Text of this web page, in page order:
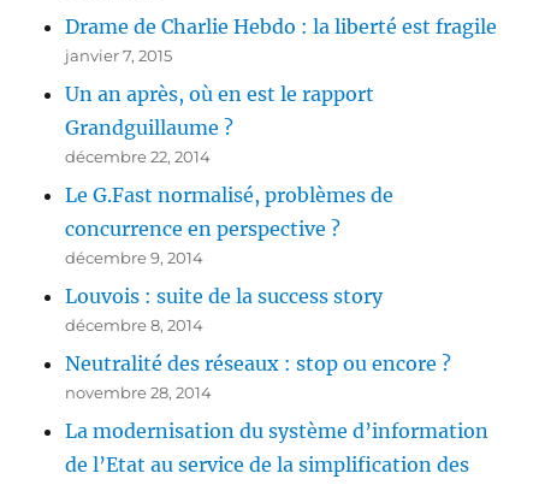
Drame de Charlie Hebdo : la liberté est fragile
janvier 7, 2015
Un an après, où en est le rapport
Grandguillaume ?
décembre 22, 2014
Le G.Fast normalisé, problèmes de
concurrence en perspective ?
décembre 9, 2014
Louvois : suite de la success story
décembre 8, 2014
Neutralité des réseaux : stop ou encore ?
novembre 28, 2014
La modernisation du système d’information
de l’Etat au service de la simplification des